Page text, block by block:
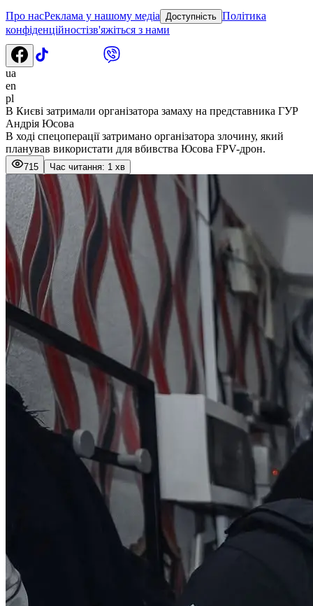
Про насРеклама у нашому медіа Доступність Політика
конфіденційностізв'яжіться з нами
ua
en
pl
В Києві затримали організатора замаху на представника ГУР
Андрія Юсова
В ході спецоперації затримано організатора злочину, який
планував використати для вбивства Юсова FPV-дрон.
715 Час читання: 1 хв